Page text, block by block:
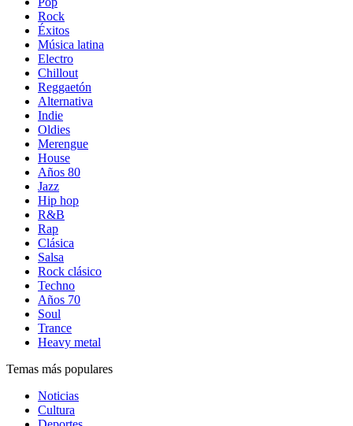
Rock
Éxitos
Música latina
Electro
Chillout
Reggaetón
Alternativa
Indie
Oldies
Merengue
House
Años 80
Jazz
Hip hop
R&B
Rap
Clásica
Salsa
Rock clásico
Techno
Años 70
Soul
Trance
Heavy metal
Temas más populares
Noticias
Cultura